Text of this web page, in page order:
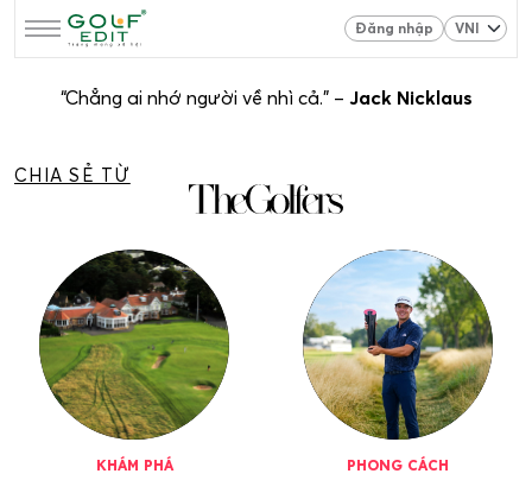
Đăng nhập
“Chẳng ai nhớ người về nhì cả.” – Jack Nicklaus
CHIA SẺ TỪ
KHÁM PHÁ PHONG CÁCH